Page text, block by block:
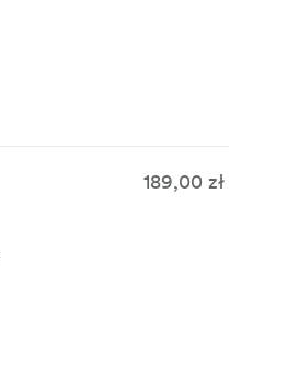
189,00 zł